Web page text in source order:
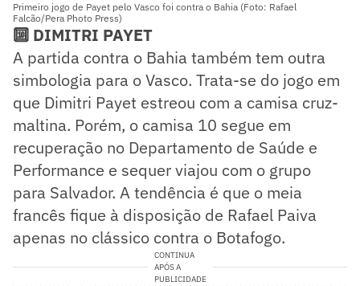
Primeiro jogo de Payet pelo Vasco foi contra o Bahia (Foto: Rafael
Falcão/Pera Photo Press)
🔟 DIMITRI PAYET
A partida contra o Bahia também tem outra
simbologia para o Vasco. Trata-se do jogo em
que Dimitri Payet estreou com a camisa cruz-
maltina. Porém, o camisa 10 segue em
recuperação no Departamento de Saúde e
Performance e sequer viajou com o grupo
para Salvador. A tendência é que o meia
francês fique à disposição de Rafael Paiva
apenas no clássico contra o Botafogo.
CONTINUA
APÓS A
PUBLICIDADE